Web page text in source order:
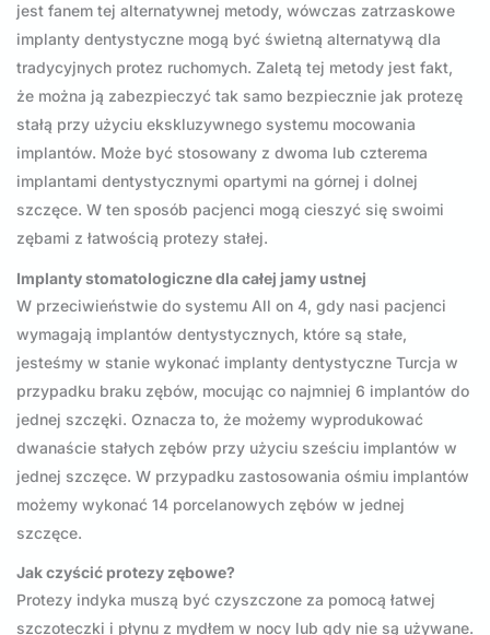
jest fanem tej alternatywnej metody, wówczas zatrzaskowe
implanty dentystyczne mogą być świetną alternatywą dla
tradycyjnych protez ruchomych. Zaletą tej metody jest fakt,
że można ją zabezpieczyć tak samo bezpiecznie jak protezę
stałą przy użyciu ekskluzywnego systemu mocowania
implantów. Może być stosowany z dwoma lub czterema
implantami dentystycznymi opartymi na górnej i dolnej
szczęce. W ten sposób pacjenci mogą cieszyć się swoimi
zębami z łatwością protezy stałej.
Implanty stomatologiczne dla całej jamy ustnej
W przeciwieństwie do systemu All on 4, gdy nasi pacjenci
wymagają implantów dentystycznych, które są stałe,
jesteśmy w stanie wykonać implanty dentystyczne Turcja w
przypadku braku zębów, mocując co najmniej 6 implantów do
jednej szczęki. Oznacza to, że możemy wyprodukować
dwanaście stałych zębów przy użyciu sześciu implantów w
jednej szczęce. W przypadku zastosowania ośmiu implantów
możemy wykonać 14 porcelanowych zębów w jednej
szczęce.
Jak czyścić protezy zębowe?
Protezy indyka muszą być czyszczone za pomocą łatwej
szczoteczki i płynu z mydłem w nocy lub gdy nie są używane.